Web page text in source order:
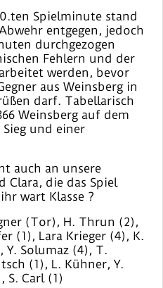
Spielminute stand
entgegen, jedoch
durchgezogen
Fehlern und der
werden, bevor
aus Weinsberg in
darf. Tabellarisch
Weinsberg auf dem
und einer
auch an unsere
Clara, die das Spiel
wart Klasse ?
(Tor), H. Thrun (2),
(1), Lara Krieger (4), K.
Y. Solumaz (4), T.
(1), L. Kühner, Y.
S. Carl (1)